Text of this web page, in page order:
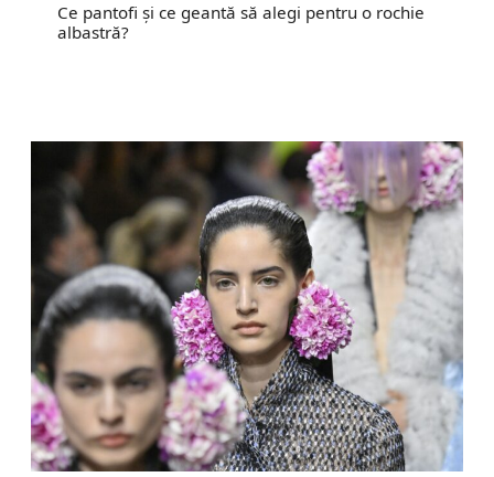
Ce pantofi și ce geantă să alegi pentru o rochie
albastră?